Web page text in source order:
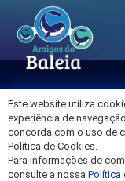
Sobre o Hospital da
Termos de Uso
Política de Privacidade
Entre em Contato
Este website utiliza
experiência de
concorda com o uso de
Política de Cookies.
Para informações de
consulte a nossa Política